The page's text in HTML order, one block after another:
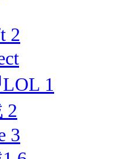
2
1
2
3